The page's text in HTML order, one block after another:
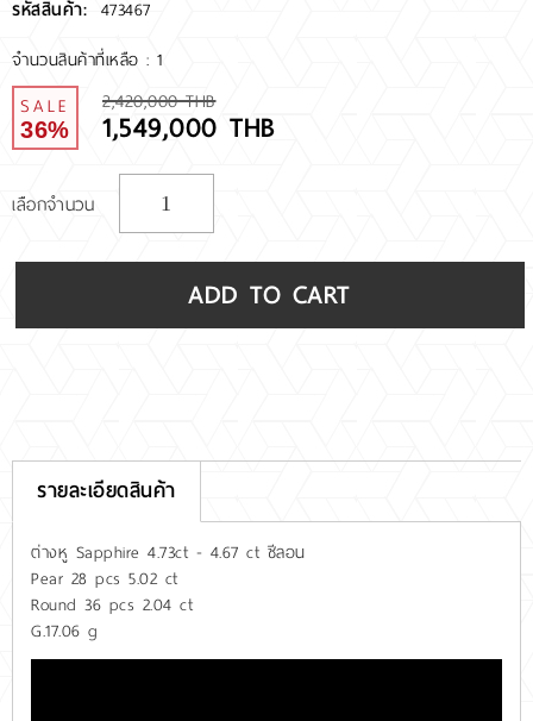
รีวิวลูกค้า
รหัสสินค้า: 473467
จำนวนสินค้าที่เหลือ : 1
SALE
36%
2,420,000 THB
1,549,000 THB
เลือกจำนวน
ADD TO CART
รายละเอียดสินค้า
ต่างหู Sapphire 4.73ct - 4.67 ct ซีลอน
Pear 28 pcs 5.02 ct
Round 36 pcs 2.04 ct
G.17.06 g